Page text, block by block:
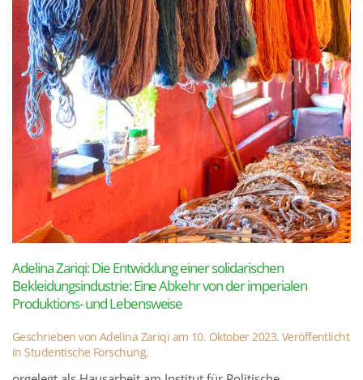
Adelina Zariqi: Die Entwicklung einer solidarischen
Bekleidungsindustrie: Eine Abkehr von der imperialen
Produktions- und Lebensweise
Geschrieben vonAdelina Zariqi am 10. Oktober 2023. Veröffentlicht
in Studentische Forschung.